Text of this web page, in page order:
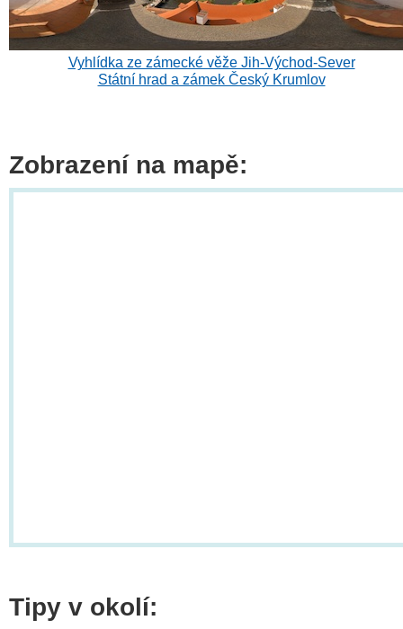
Vyhlídka ze zámecké věže Jih-Východ-Sever
Státní hrad a zámek Český Krumlov
Zobrazení na mapě:
Tipy v okolí: